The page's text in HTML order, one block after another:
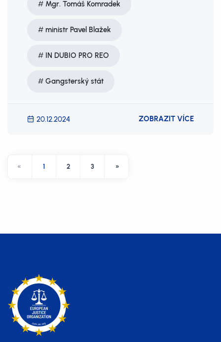
Mgr. Tomáš Komradek
ministr Pavel Blažek
IN DUBIO PRO REO
Gangsterský stát
20.12.2024 ZOBRAZIT VÍCE
« 1 2 3 »